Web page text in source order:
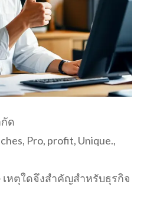
ด
, Pro, profit, Unique.,
หตุใดจึงสำคัญสำหรับธุรกิจ